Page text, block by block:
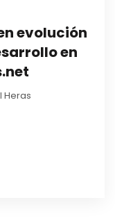
evolución
en
Heras